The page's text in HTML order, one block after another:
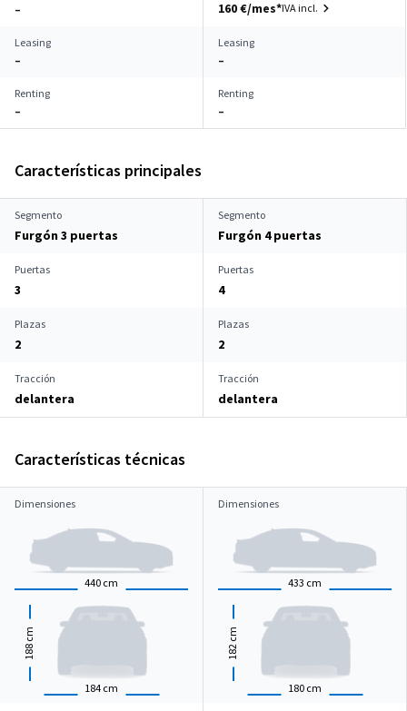
– 160 €/mes*IVA incl.
Leasing
–
Leasing
–
Renting
–
Renting
–
Características principales
Segmento
Furgón 3 puertas
Segmento
Furgón 4 puertas
Puertas
3
Puertas
4
Plazas
2
Plazas
2
Tracción
delantera
Tracción
delantera
Características técnicas
Dimensiones
440 cm
184 cm
188
cm
Dimensiones
433 cm
180 cm
182
cm